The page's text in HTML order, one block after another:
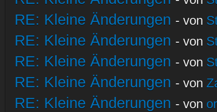
RE: Kleine Änderungen - von
RE: Kleine Änderungen - von
RE: Kleine Änderungen - von
RE: Kleine Änderungen - von
RE: Kleine Änderungen - von